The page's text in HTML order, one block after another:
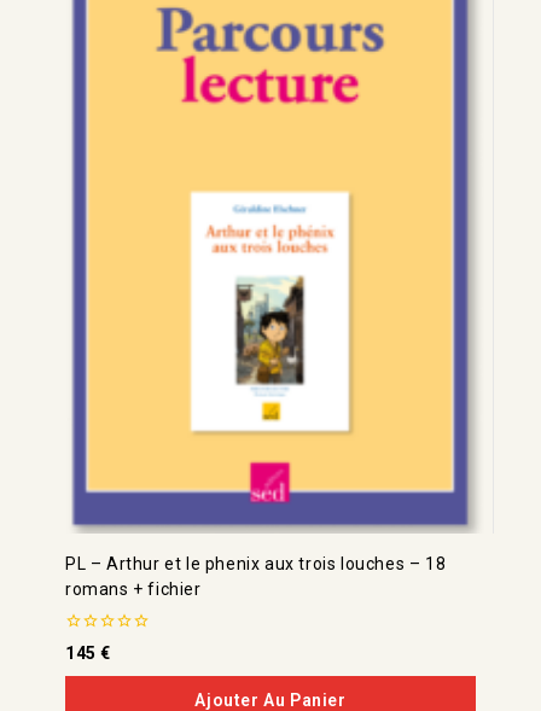
PL – Arthur et le phenix aux trois louches – 18
romans + fichier
0
de
5
145€
Ajouter Au Panier